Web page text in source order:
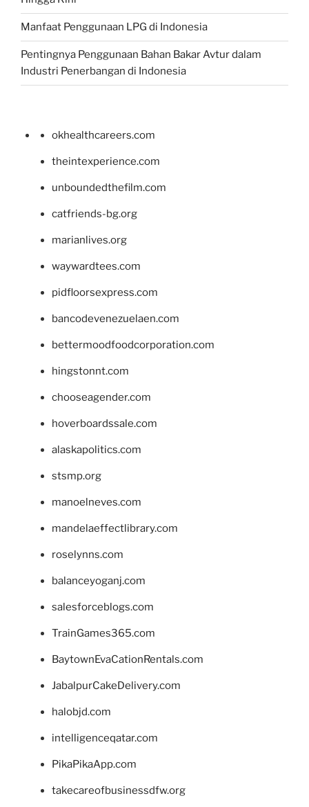
Manfaat Penggunaan LPG di Indonesia
Pentingnya Penggunaan Bahan Bakar Avtur dalam
Industri Penerbangan di Indonesia
okhealthcareers.com
theintexperience.com
unboundedthefilm.com
catfriends-bg.org
marianlives.org
waywardtees.com
pidfloorsexpress.com
bancodevenezuelaen.com
bettermoodfoodcorporation.com
hingstonnt.com
chooseagender.com
hoverboardssale.com
alaskapolitics.com
stsmp.org
manoelneves.com
mandelaeffectlibrary.com
roselynns.com
balanceyoganj.com
salesforceblogs.com
TrainGames365.com
BaytownEvaCationRentals.com
JabalpurCakeDelivery.com
halobjd.com
intelligenceqatar.com
PikaPikaApp.com
takecareofbusinessdfw.org